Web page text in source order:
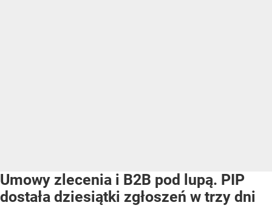
Umowy zlecenia i B2B pod lupą. PIP
dostała dziesiątki zgłoszeń w trzy dni